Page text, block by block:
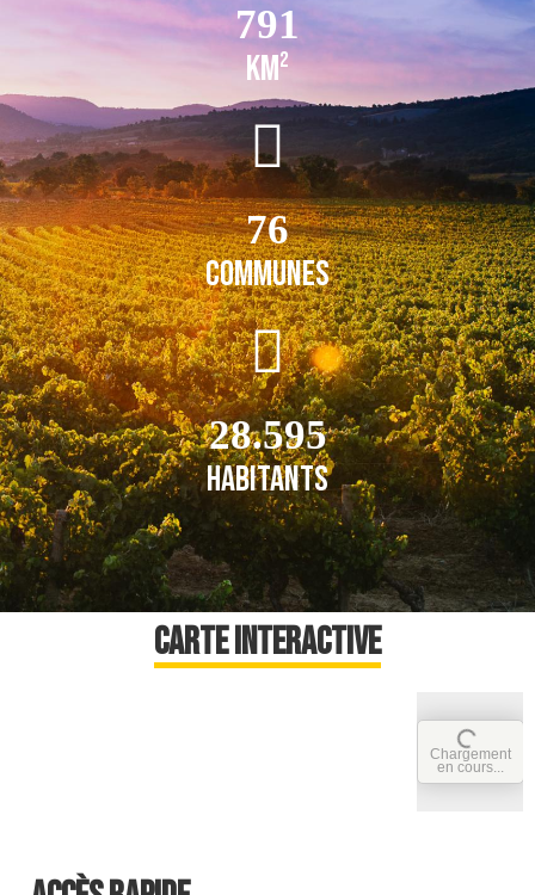
km²
791
Communes
76
Habitants
28.595
Carte interactive
Chargement
en cours...